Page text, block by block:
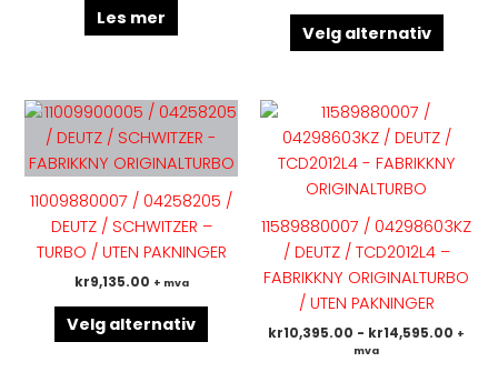
Les mer
Velg alternativ
11009880007 / 04258205 /
DEUTZ / SCHWITZER –
TURBO / UTEN PAKNINGER
kr9,135.00 + mva
Velg alternativ
Dette
produktet
har
flere
varianter.
Alternativene
kan
produktsiden
11589880007 / 04298603KZ
/ DEUTZ / TCD2012L4 –
FABRIKKNY ORIGINALTURBO
/ UTEN PAKNINGER
kr10,395.00 - kr14,595.00 +
mva
har
velges